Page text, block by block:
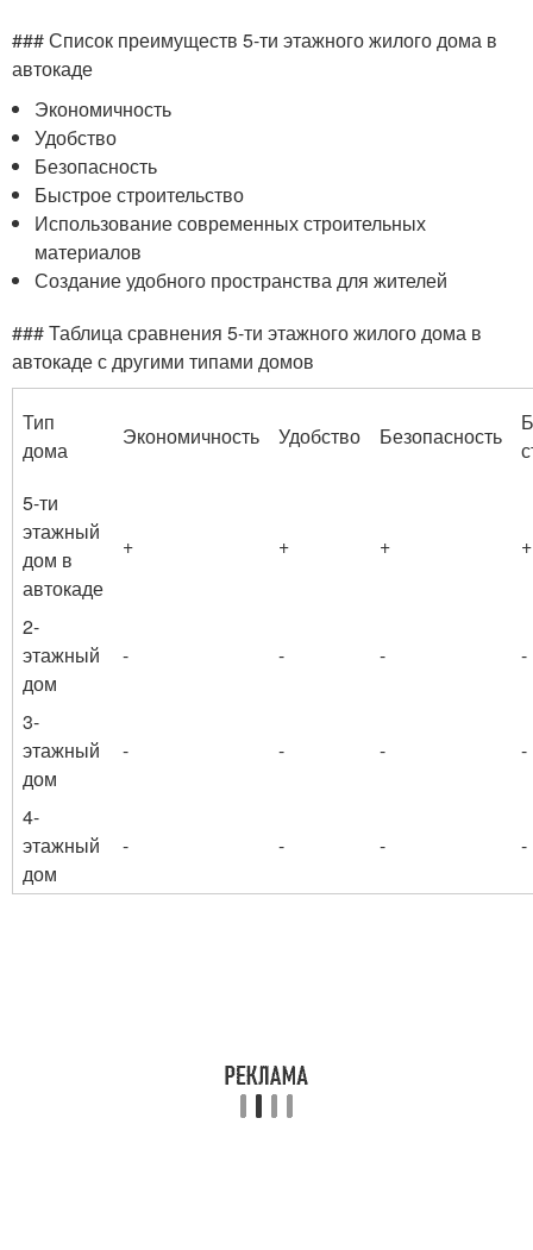
### Список преимуществ 5-ти этажного жилого дома в
автокаде
Экономичность
Удобство
Безопасность
Быстрое строительство
Использование современных строительных
материалов
Создание удобного пространства для жителей
### Таблица сравнения 5-ти этажного жилого дома в
автокаде с другими типами домов
Тип
дома
Экономичность Удобство Безопасность
5-ти
этажный
дом в
автокаде
+ + + +
2-
этажный
дом
- - - -
3-
этажный
дом
- - - -
4-
этажный
дом
- - - -